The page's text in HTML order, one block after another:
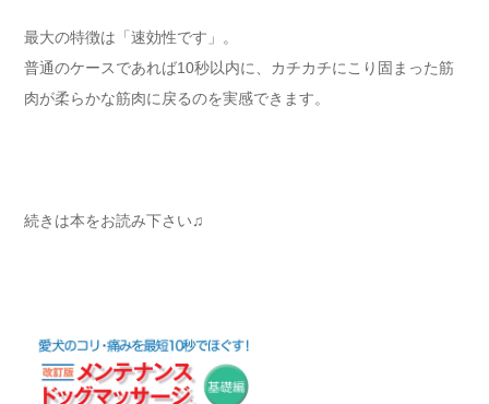
最大の特徴は「速効性です」。
普通のケースであれば10秒以内に、カチカチにこり固まった筋
肉が柔らかな筋肉に戻るのを実感できます。
続きは本をお読み下さい♫